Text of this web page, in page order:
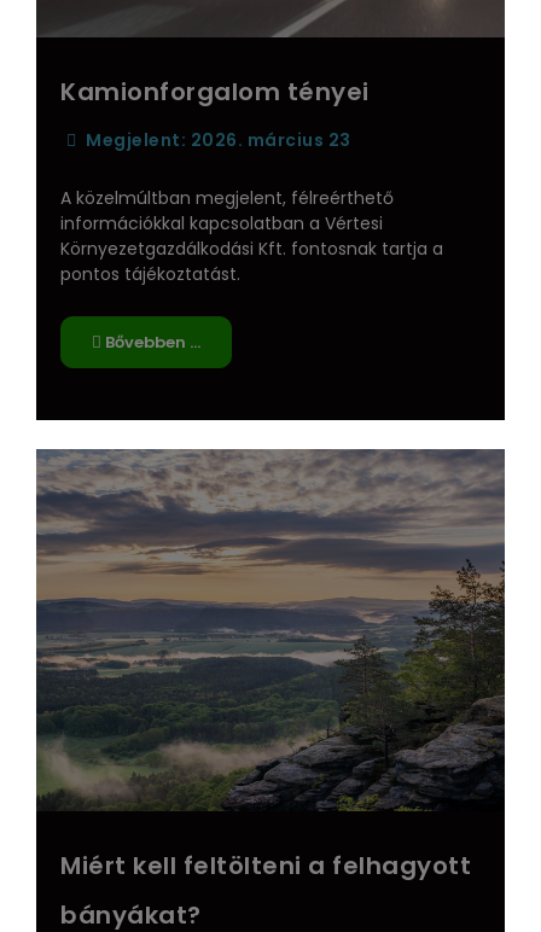
Kamionforgalom tényei
Megjelent: 2026. március 23
A közelmúltban megjelent, félreérthető
információkkal kapcsolatban a Vértesi
Környezetgazdálkodási Kft. fontosnak tartja a
pontos tájékoztatást.
Bővebben …
Miért kell feltölteni a felhagyott
bányákat?